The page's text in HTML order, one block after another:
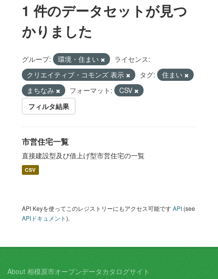
1 件のデータセットが見つ
かりました
グループ: 環境・住まい
ライセンス:
クリエイティブ・コモンズ 表示
タグ:
住まい
まちなみ
フォーマット:
CSV
フィルタ結果
市営住宅一覧
直接建設型及び借上げ型市営住宅の一覧
CSV
API Keyを使ってこのレジストリーにもアクセス可能ですAPI (see
APIドキュメント).
About 相模原市オープンデータカタログサイト